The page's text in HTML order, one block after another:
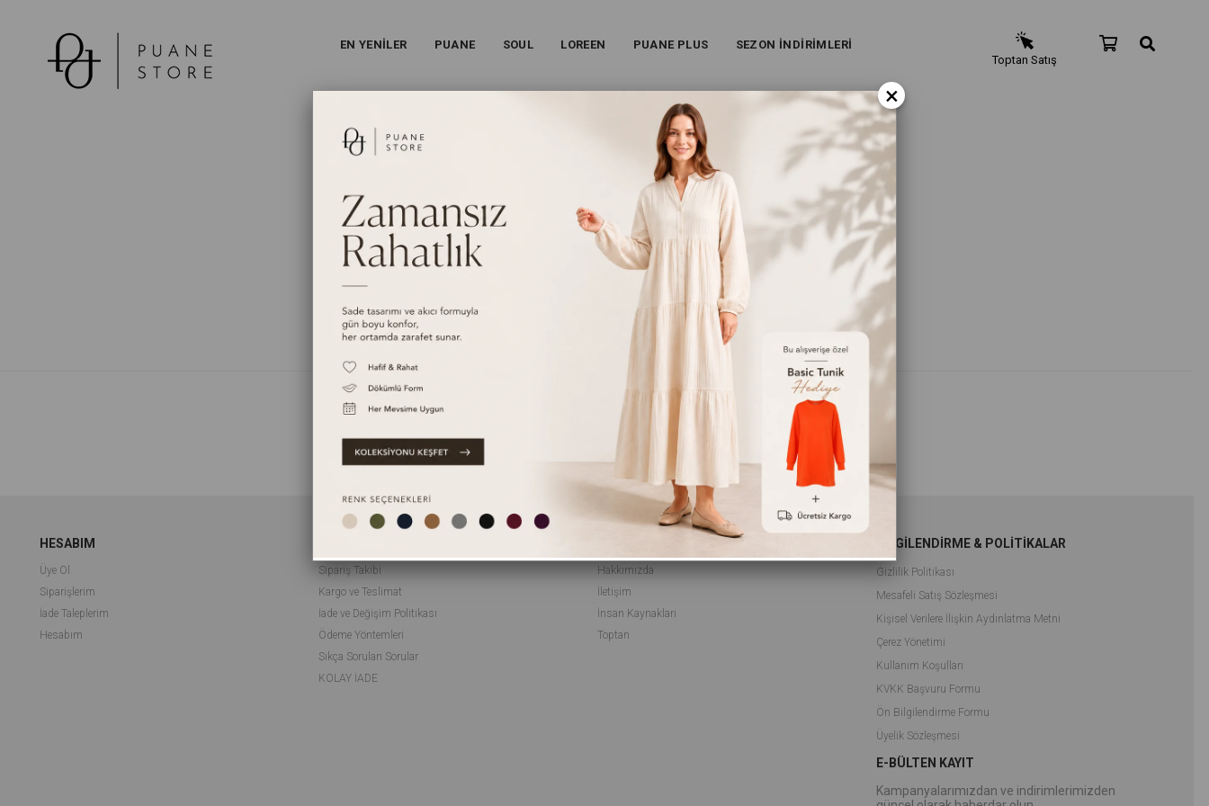
Toptan Satış
EN YENİLER PUANE SOUL LOREEN PUANE PLUS SEZON İNDİRİMLERİ
HESABIM
Üye Ol
Siparişlerim
İade Taleplerim
Hesabım
Sipariş Takibi
Kargo ve Teslimat
İade ve Değişim Politikası
Ödeme Yöntemleri
Sıkça Sorulan Sorular
KOLAY İADE
Hakkımızda
İletişim
İnsan Kaynakları
Toptan
BİLGİLENDİRME & POLİTİKALAR
Gizlilik Politikası
Mesafeli Satış Sözleşmesi
Kişisel Verilere İlişkin Aydınlatma Metni
Çerez Yönetimi
Kullanım Koşulları
KVKK Başvuru Formu
Ön Bilgilendirme Formu
Üyelik Sözleşmesi
E-BÜLTEN KAYIT
Kampanyalarımızdan ve indirimlerimizden
×